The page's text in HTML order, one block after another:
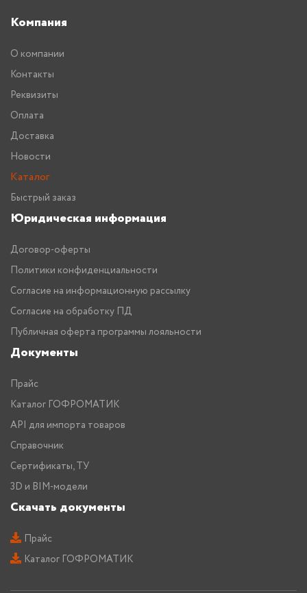
Компания
О компании
Контакты
Реквизиты
Оплата
Доставка
Новости
Каталог
Быстрый заказ
Юридическая информация
Договор-оферты
Политики конфиденциальности
Согласие на информационную рассылку
Согласие на обработку ПД
Публичная оферта программы лояльности
Документы
Прайс
Каталог ГОФРОМАТИК
API для импорта товаров
Справочник
Сертификаты, ТУ
3D и BIM-модели
Скачать документы
Прайс
Каталог ГОФРОМАТИК